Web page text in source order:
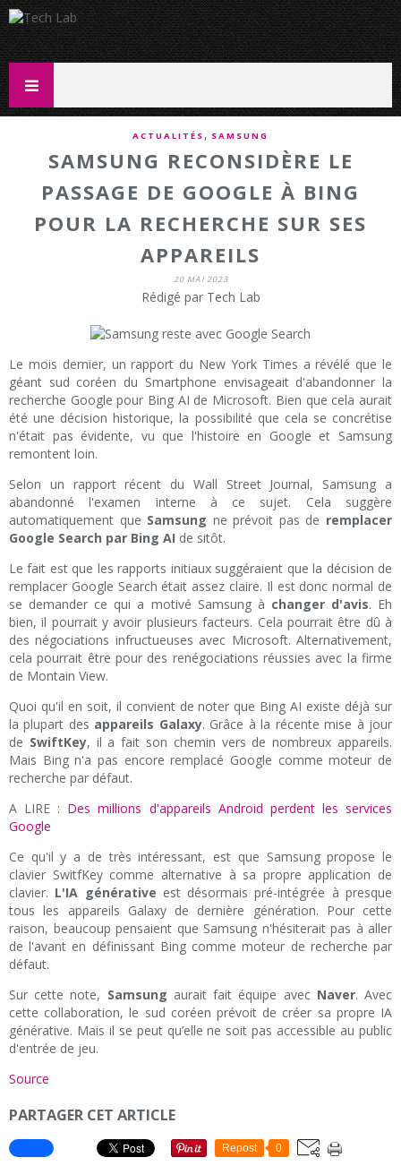
ACTUALITÉS , SAMSUNG
SAMSUNG RECONSIDÈRE LE
PASSAGE DE GOOGLE À BING
POUR LA RECHERCHE SUR SES
APPAREILS
20 MAI 2023
Rédigé par Tech Lab
Le mois dernier, un rapport du New York Times a révélé que le
géant sud coréen du Smartphone envisageait d'abandonner la
recherche Google pour Bing AI de Microsoft. Bien que cela aurait
été une décision historique, la possibilité que cela se concrétise
n'était pas évidente, vu que l'histoire en Google et Samsung
remontent loin.
Selon un rapport récent du Wall Street Journal, Samsung a
abandonné l'examen interne à ce sujet. Cela suggère
automatiquement que Samsung ne prévoit pas de remplacer
Google Search par Bing AI de sitôt.
Le fait est que les rapports initiaux suggéraient que la décision de
remplacer Google Search était assez claire. Il est donc normal de
se demander ce qui a motivé Samsung à changer d'avis. Eh
bien, il pourrait y avoir plusieurs facteurs. Cela pourrait être dû à
des négociations infructueuses avec Microsoft. Alternativement,
cela pourrait être pour des renégociations réussies avec la firme
de Montain View.
Quoi qu'il en soit, il convient de noter que Bing AI existe déjà sur
la plupart des appareils Galaxy. Grâce à la récente mise à jour
de SwiftKey, il a fait son chemin vers de nombreux appareils.
Mais Bing n'a pas encore remplacé Google comme moteur de
recherche par défaut.
A LIRE : Des millions d'appareils Android perdent les services
Google
Ce qu'il y a de très intéressant, est que Samsung propose le
clavier SwitfKey comme alternative à sa propre application de
clavier. L'IA générative est désormais pré-intégrée à presque
tous les appareils Galaxy de dernière génération. Pour cette
raison, beaucoup pensaient que Samsung n'hésiterait pas à aller
de l'avant en définissant Bing comme moteur de recherche par
défaut.
Sur cette note, Samsung aurait fait équipe avec Naver. Avec
cette collaboration, le sud coréen prévoit de créer sa propre IA
générative. Mais il se peut qu’elle ne soit pas accessible au public
d'entrée de jeu.
Source
PARTAGER CET ARTICLE
Repost 0